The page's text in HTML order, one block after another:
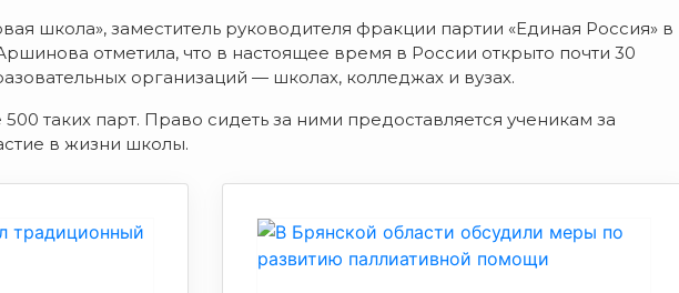
школа», заместитель руководителя фракции партии «Единая Россия» в
отметила, что в настоящее время в России открыто почти 30
организаций — школах, колледжах и вузах.
таких парт. Право сидеть за ними предоставляется ученикам за
в жизни школы.